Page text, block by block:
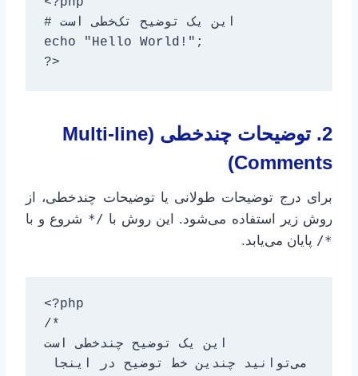
# این یک توضیح تک‌خطی است
echo "Hello World!";
?>
2. توضیحات چندخطی (Multi-line
Comments)
برای درج توضیحات طولانی یا توضیحات چندخطی، از
روش زیر استفاده می‌شود. این روش با /* شروع و با
*/ پایان می‌یابد.
<?php
/*
این یک توضیح چندخطی است